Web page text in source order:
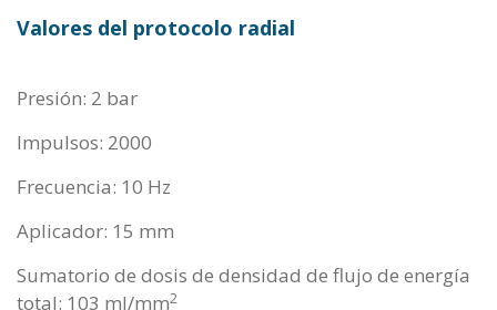
Podología
Veterinaria de pequeños animales
Valores del protocolo radial
Presión: 2 bar
Impulsos: 2000
Frecuencia: 10 Hz
Aplicador: 15 mm
Sumatorio de dosis de densidad de flujo de energía
total: 103 mJ/mm2